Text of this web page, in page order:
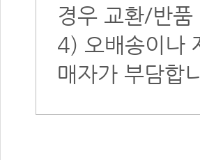
경우 교환/반
4) 오배송이나
매자가 부담합